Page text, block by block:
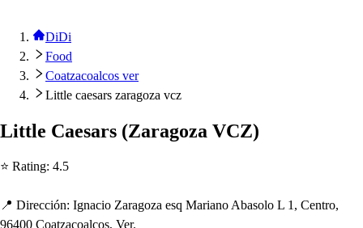
DiDi
Food
Coatzacoalcos ver
Little caesars zaragoza vcz
Little Caesars (Zaragoza VCZ)
⭐ Rating: 4.5
📍 Dirección: Ignacio Zaragoza esq Mariano Abasolo L 1, Centro,
96400 Coatzacoalcos, Ver.